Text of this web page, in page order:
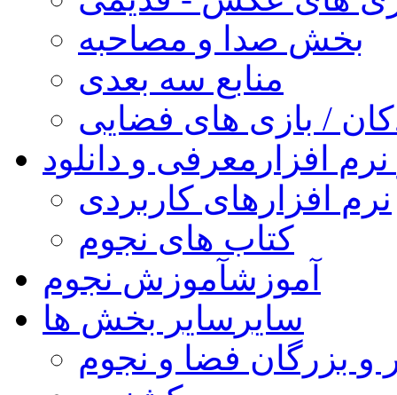
بخش صدا و مصاحبه
منابع سه بعدی
/ بازی های فضایی
افزار معرفی و دانلود
نرم افزارهای کاربردی
کتاب های نجوم
آموزشآموزش نجوم
سایر سایر بخش ها
و بزرگان فضا و نجوم